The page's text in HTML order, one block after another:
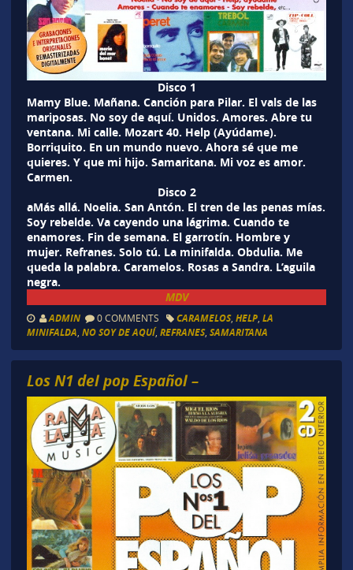
Disco 1
Mamy Blue. Mañana. Canción para Pilar. El vals de las
mariposas. No soy de aquí. Unidos. Amores. Abre tu
ventana. Mi calle. Mozart 40. Help (Ayúdame).
Borriquito. En un mundo nuevo. Ahora sé que me
quieres. Y que mi hijo. Samaritana. Mi voz es amor.
Carmen.
Disco 2
aMás allá. Noelia. San Antón. El tren de las penas mías.
Soy rebelde. Va cayendo una lágrima. Cuando te
enamores. Fin de semana. El garrotín. Hombre y
mujer. Refranes. Solo tú. La minifalda. Obdulia. Me
queda la palabra. Caramelos. Rosas a Sandra. L’aguila
negra.
MDV
ADMIN 0 COMMENTS CARAMELOS, HELP, LA
MINIFALDA, NO SOY DE AQUÍ, REFRANES, SAMARITANA
Los N1 del pop Español –